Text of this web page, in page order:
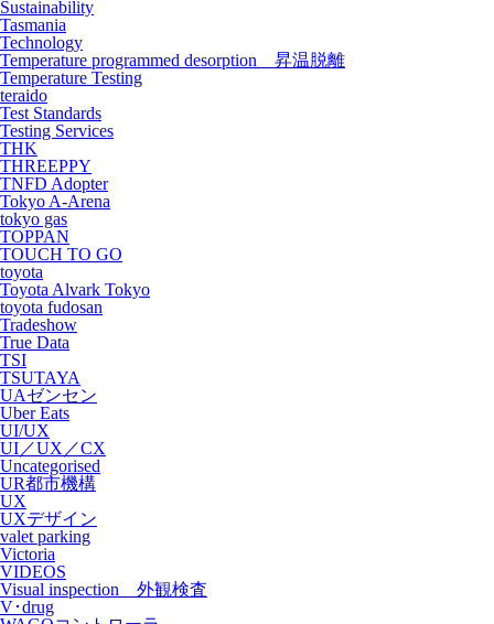
Sustainability
Tasmania
Technology
Temperature programmed desorption 昇温脱離
Temperature Testing
teraido
Test Standards
Testing Services
THK
THREEPPY
TNFD Adopter
Tokyo A-Arena
tokyo gas
TOPPAN
TOUCH TO GO
toyota
Toyota Alvark Tokyo
toyota fudosan
Tradeshow
True Data
TSI
TSUTAYA
UAゼンセン
Uber Eats
UI/UX
UI／UX／CX
Uncategorised
UR都市機構
UX
UXデザイン
valet parking
Victoria
VIDEOS
Visual inspection 外観検査
V･drug